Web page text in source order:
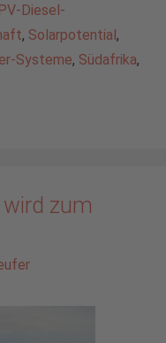
PV-Diesel-
, Solarpotential,
Systeme, Südafrika,
wird zum